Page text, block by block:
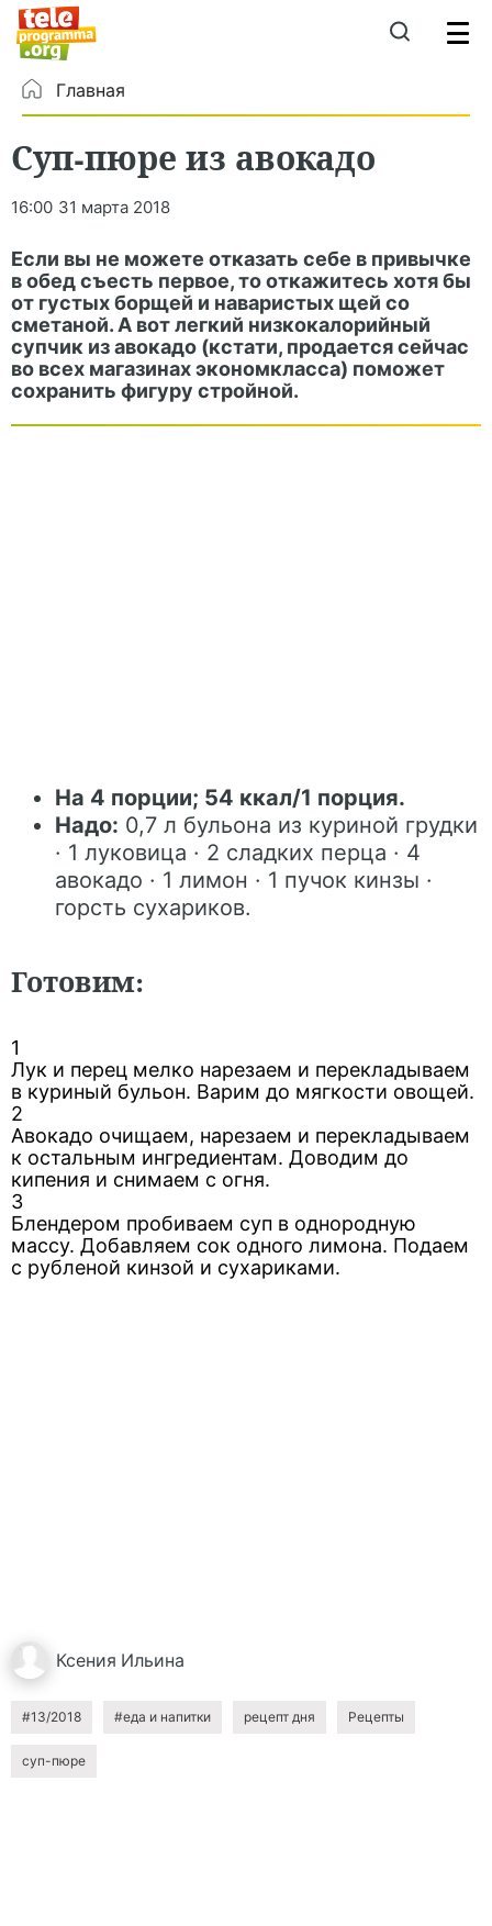
Главная
Суп-пюре из авокадо
16:00 31 марта 2018
Если вы не можете отказать себе в привычке
в обед съесть первое, то откажитесь хотя бы
от густых борщей и наваристых щей со
сметаной. А вот легкий низкокалорийный
супчик из авокадо (кстати, продается сейчас
во всех магазинах экономкласса) поможет
сохранить фигуру стройной.
На 4 порции; 54 ккал/1 порция.
Надо: 0,7 л бульона из куриной грудки
· 1 луковица · 2 сладких перца · 4
авокадо · 1 лимон · 1 пучок кинзы ·
горсть сухариков.
Готовим:
1
Лук и перец мелко нарезаем и перекладываем
в куриный бульон. Варим до мягкости овощей.
2
Авокадо очищаем, нарезаем и перекладываем
к остальным ингредиентам. Доводим до
кипения и снимаем с огня.
3
Блендером пробиваем суп в однородную
массу. Добавляем сок одного лимона. Подаем
с рубленой кинзой и сухариками.
Ксения Ильина
#13/2018 #еда и напитки рецепт дня Рецепты
суп-пюре